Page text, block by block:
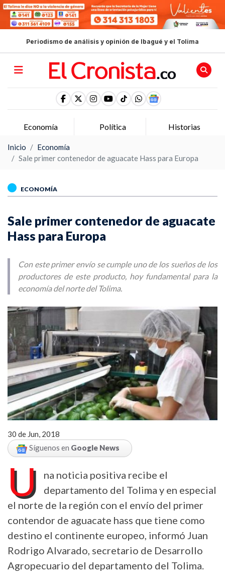
Periodismo de análisis y opinión de Ibagué y el Tolima
Economía Política Historias
Inicio
Economía
Sale primer contenedor de aguacate Hass para Europa
ECONOMÍA
Sale primer contenedor de aguacate
Hass para Europa
Con este primer envío se cumple uno de los sueños de los
productores de este producto, hoy fundamental para la
economía del norte del Tolima.
30 de Jun, 2018
Síguenos en Google News
U
na noticia positiva recibe el
departamento del Tolima y en especial
el norte de la región con el envío del primer
contendor de aguacate hass que tiene como
destino el continente europeo, informó Juan
Rodrigo Alvarado, secretario de Desarrollo
Agropecuario del departamento del Tolima.